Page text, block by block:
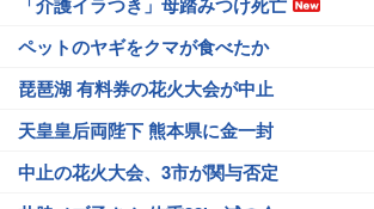
ペットのヤギをクマが食べたか
琵琶湖 有料券の花火大会が中止
天皇皇后両陛下 熊本県に金一封
中止の花火大会、3市が関与否定